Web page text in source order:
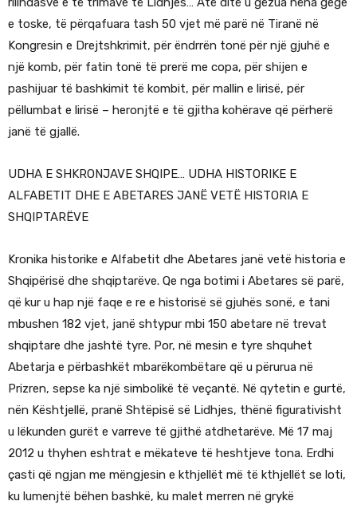
e toske, të përqafuara tash 50 vjet më parë në Tiranë në
Kongresin e Drejtshkrimit, për ëndrrën tonë për një gjuhë e
një komb, për fatin tonë të prerë me copa, për shijen e
pashijuar të bashkimit të kombit, për mallin e lirisë, për
pëllumbat e lirisë – heronjtë e të gjitha kohërave që përherë
janë të gjallë.
UDHA E SHKRONJAVE SHQIPE… UDHA HISTORIKE E
ALFABETIT DHE E ABETARES JANË VETË HISTORIA E
SHQIPTARËVE
Kronika historike e Alfabetit dhe Abetares janë vetë historia e
Shqipërisë dhe shqiptarëve. Qe nga botimi i Abetares së parë,
që kur u hap një faqe e re e historisë së gjuhës sonë, e tani
mbushen 182 vjet, janë shtypur mbi 150 abetare në trevat
shqiptare dhe jashtë tyre. Por, në mesin e tyre shquhet
Abetarja e përbashkët mbarëkombëtare që u përurua në
Prizren, sepse ka një simbolikë të veçantë. Në qytetin e gurtë,
nën Kështjellë, pranë Shtëpisë së Lidhjes, thënë figurativisht
u lëkunden gurët e varreve të gjithë atdhetarëve. Më 17 maj
2012 u thyhen eshtrat e mëkateve të heshtjeve tona. Erdhi
çasti që ngjan me mëngjesin e kthjellët më të kthjellët se loti,
ku lumenjtë bëhen bashkë, ku malet merren në grykë